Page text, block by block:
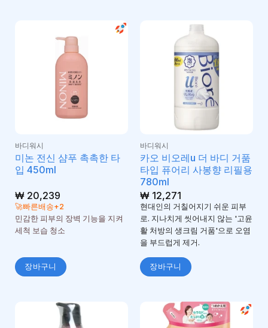
바디워시
미논 전신 샴푸 촉촉한 타
입 450ml
₩20,239
🚀빠른배송+2
민감한 피부의 장벽 기능을 지켜
세척 보습 청소
장바구니
바디워시
카오 비오레u 더 바디 거품
타입 퓨어리 사봉향 리필용
780ml
₩12,271
현대인의 거칠어지기 쉬운 피부
로. 지나치게 씻어내지 않는 '고윤
활 처방의 생크림 거품'으로 오염
을 부드럽게 제거.
장바구니